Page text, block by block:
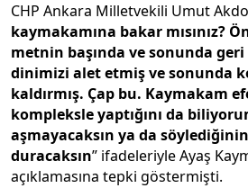
CHP Ankara Milletvekili Umut
kaymakamına bakar mısınız?
metnin başında ve sonunda geri
dinimizi alet etmiş ve sonunda
kaldırmış. Çap bu. Kaymakam
kompleksle yaptığını da
aşmayacaksın ya da
duracaksın” ifadeleriyle Ayaş
açıklamasına tepki göstermişti.